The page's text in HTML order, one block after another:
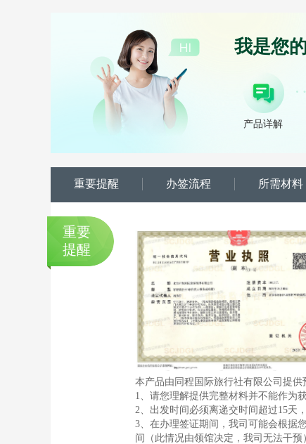
我是您
产品详解
重要提醒 办签流程 所需材料
重要
提醒
本产品由同程国际旅行社有限公司提
1、请您理解提供完整材料并不能作为
2、出发时间必须离递交时间超过15天
3、在办理签证期间，我司可能会根据
间（此情况由领馆决定，我司无法干